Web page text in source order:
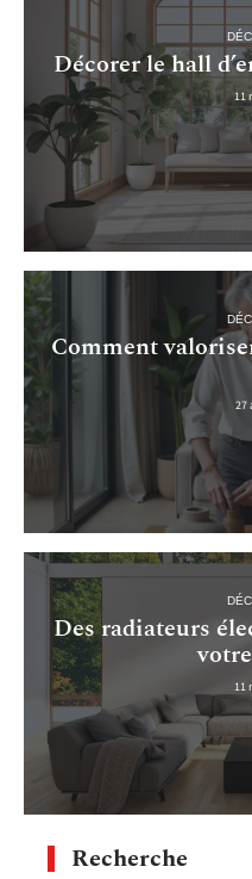
Décorer le hall
11
Comment
27
Des radiateurs
11
Recherche